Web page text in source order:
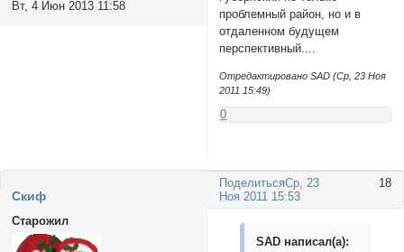
Вт, 4 Июн 2013 11:58
проблемный район, но и в
отдаленном будущем
перспективный....
Отредактировано SAD (Ср, 23 Ноя
2011 15:49)
0
Поделиться 18
Ср, 23
Ноя 2011 15:53
Cкиф
Старожил
SAD написал(а):